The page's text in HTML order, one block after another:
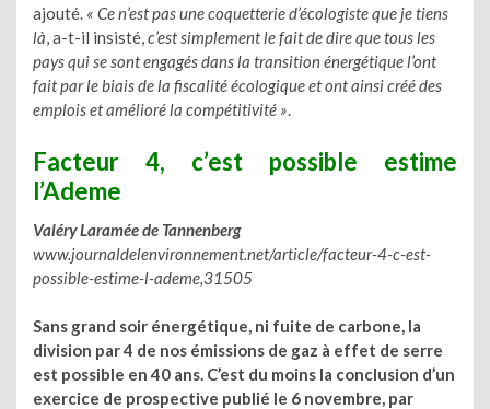
ajouté. « Ce n’est pas une coquetterie d’écologiste que je tiens
là, a-t-il insisté,c’est simplement le fait de dire que tous les
pays qui se sont engagés dans la transition énergétique l’ont
fait par le biais de la fiscalité écologique et ont ainsi créé des
emplois et amélioré la compétitivité ».
Facteur 4, c’est possible estime
l’Ademe
Valéry Laramée de Tannenberg
www.journaldelenvironnement.net/article/facteur-4-c-est-
possible-estime-l-ademe,31505
Sans grand soir énergétique, ni fuite de carbone, la
division par 4 de nos émissions de gaz à effet de serre
est possible en 40 ans. C’est du moins la conclusion d’un
exercice de prospective publié le 6 novembre, par